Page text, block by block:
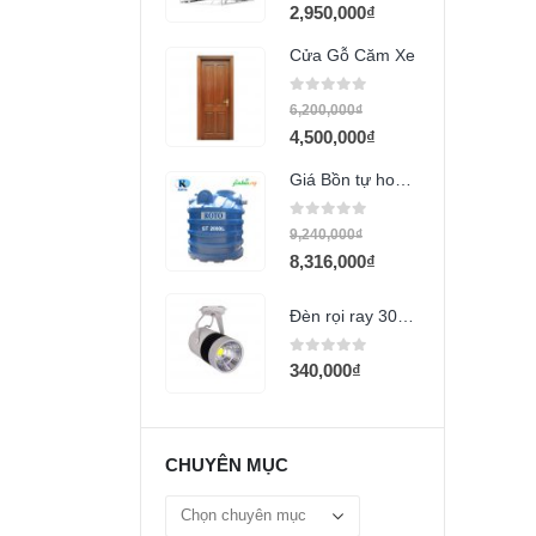
2,950,000₫
Cửa Gỗ Căm Xe
0 out of 5
6,200,000₫
4,500,000₫
Giá Bồn tự hoại RoTo ST 2000 lít
0 out of 5
9,240,000₫
8,316,000₫
0out of 5
340,000₫
CHUYÊN MỤC
Chuyên